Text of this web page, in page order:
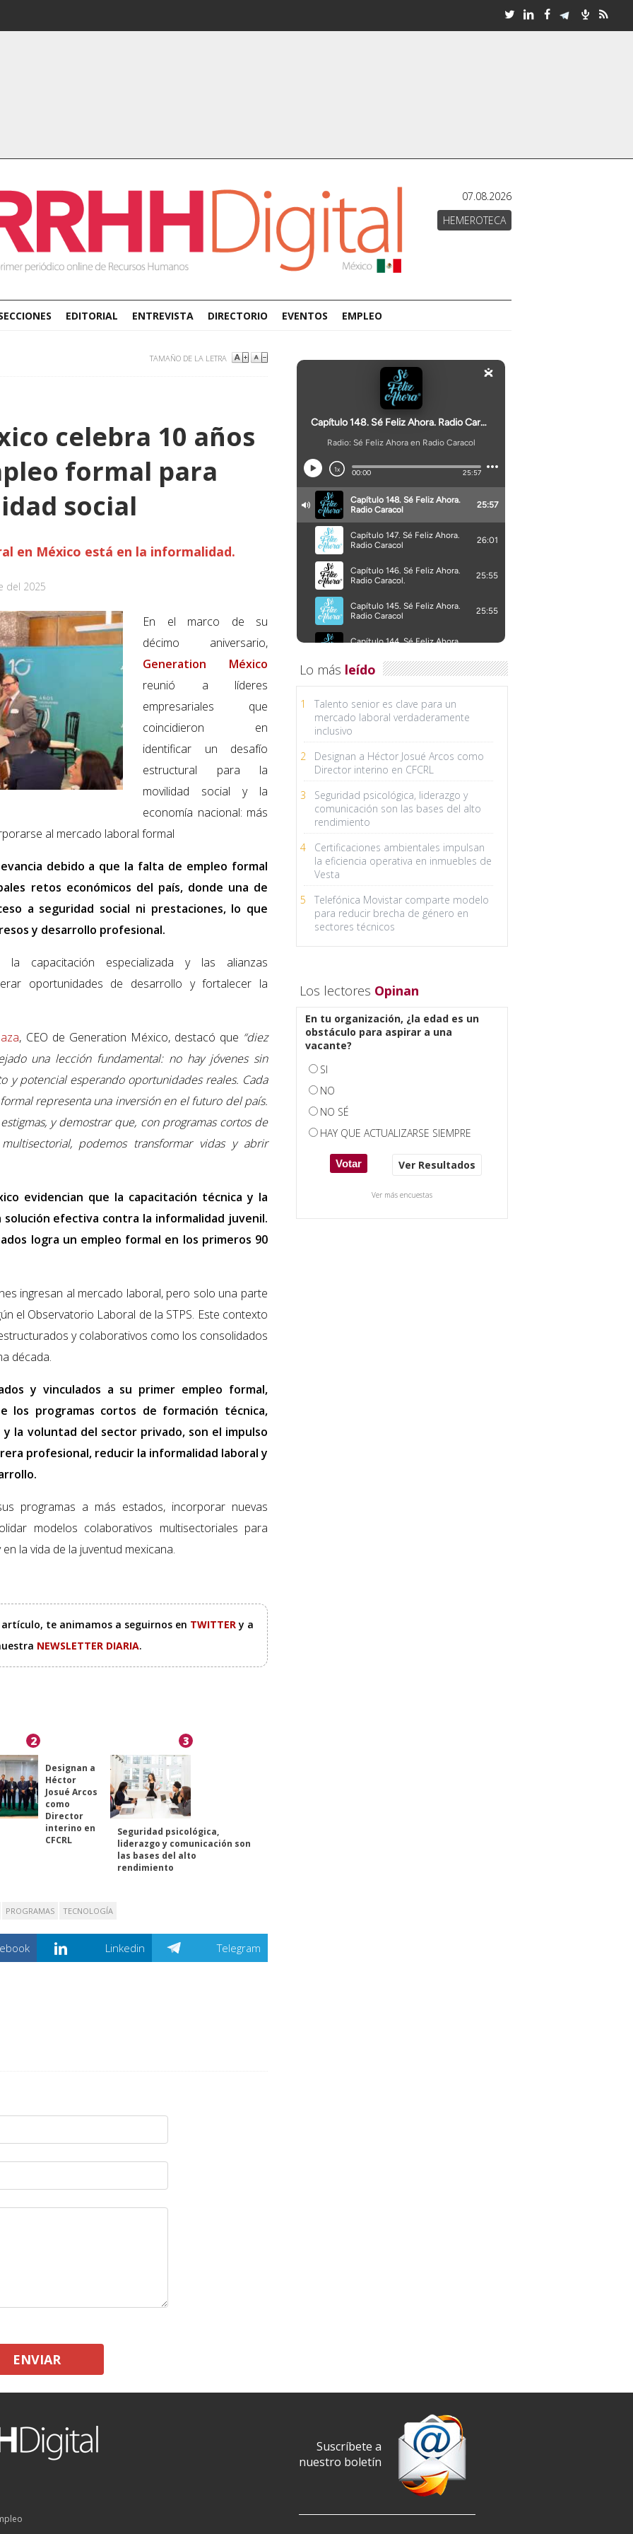
07.08.2026
HEMEROTECA
EDITORIAL ENTREVISTA DIRECTORIO EVENTOS EMPLEO
TAMAÑO DE LA LETRA
celebra 10 años
formal para
social
en México está en la informalidad.
del 2025
En el marco de su
décimo aniversario,
Generation México
reunió a líderes
empresariales que
coincidieron en
identificar un desafío
estructural para la
movilidad social y la
economía nacional: más
al mercado laboral formal
debido a que la falta de empleo formal
retos económicos del país, donde una de
a seguridad social ni prestaciones, lo que
y desarrollo profesional.
la capacitación especializada y las alianzas
oportunidades de desarrollo y fortalecer la
, CEO de Generation México, destacó que “diez
una lección fundamental: no hay jóvenes sin
y potencial esperando oportunidades reales. Cada
representa una inversión en el futuro del país.
y demostrar que, con programas cortos de
podemos transformar vidas y abrir
evidencian que la capacitación técnica y la
efectiva contra la informalidad juvenil.
logra un empleo formal en los primeros 90
ingresan al mercado laboral, pero solo una parte
el Observatorio Laboral de la STPS. Este contexto
y colaborativos como los consolidados
década.
y vinculados a su primer empleo formal,
los programas cortos de formación técnica,
la voluntad del sector privado, son el impulso
profesional, reducir la informalidad laboral y
programas a más estados, incorporar nuevas
modelos colaborativos multisectoriales para
la vida de la juventud mexicana.
te animamos a seguirnos en TWITTERy a
NEWSLETTER DIARIA.
2
Designan a
Héctor
Josué Arcos
como
Director
interino en
CFCRL
3
Seguridad psicológica,
liderazgo y comunicación son
las bases del alto
rendimiento
PROGRAMAS TECNOLOGÍA
Linkedin Telegram
ENVIAR
Lo más leído
1
Talento senior es clave para un
mercado laboral verdaderamente
inclusivo
2
Designan a Héctor Josué Arcos como
Director interino en CFCRL
3
Seguridad psicológica, liderazgo y
comunicación son las bases del alto
rendimiento
4
Certificaciones ambientales impulsan
la eficiencia operativa en inmuebles de
Vesta
5
Telefónica Movistar comparte modelo
para reducir brecha de género en
sectores técnicos
Los lectores Opinan
En tu organización, ¿la edad es un
obstáculo para aspirar a una
vacante?
SI
NO
NO SÉ
HAY QUE ACTUALIZARSE SIEMPRE
Ver Resultados
Ver más encuestas
Suscríbete a
nuestro boletín